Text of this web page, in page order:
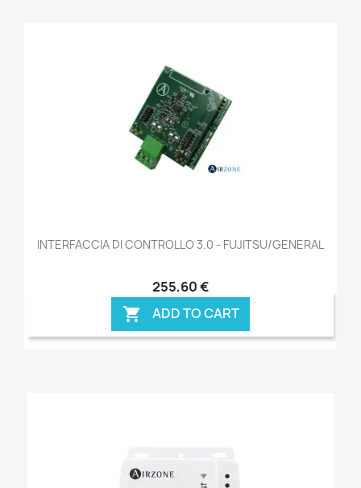
INTERFACCIA DI CONTROLLO 3.0 - FUJITSU/GENERAL
255,60 €
 ADD TO CART